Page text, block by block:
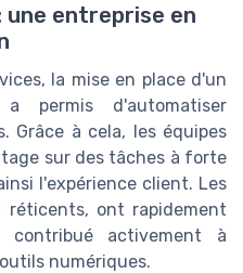
une entreprise en
la mise en place d'un
permis d'automatiser
Grâce à cela, les équipes
sur des tâches à forte
l'expérience client. Les
réticents, ont rapidement
activement à
numériques.